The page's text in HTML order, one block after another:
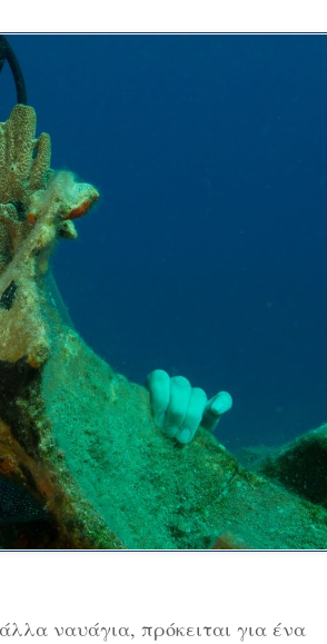
ναυάγια, πρόκειται για ένα